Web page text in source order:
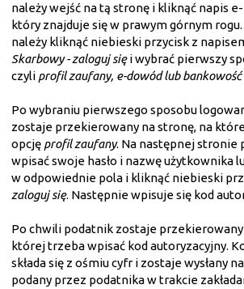
należy wejść na tą stronę i kliknąć napis
który znajduje się w prawym górnym
należy kliknąć niebieski przycisk z
Skarbowy - zaloguj sięi wybrać pierwszy
czyli profil zaufany, e-dowód lub
Po wybraniu pierwszego sposobu
zostaje przekierowany na stronę, na
opcję profil zaufany. Na następnej stronie
wpisać swoje hasło i nazwę użytkownika
w odpowiednie pola i kliknąć niebieski
zaloguj się. Następnie wpisuje się kod
Po chwili podatnik zostaje przekierowany
której trzeba wpisać kod autoryzacyjny.
składa się z ośmiu cyfr i zostaje wysłany
podany przez podatnika w trakcie